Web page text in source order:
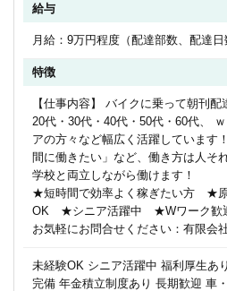
給与
月給：9万円程度（配達部数、配達日
特徴
【仕事内容】 バイクに乗って朝刊配
20代・30代・40代・50代・60代、
アの方々など幅広く活躍しています
間に働きたい」など、働き方は人そ
学校と両立しながら働けます！
★短時間で効率よく稼ぎたい方 ★
OK ★シニア活躍中 ★Wワーク歓
お気軽にお問合せください：有限会
未経験OK シニア活躍中 福利厚生あ
完備 年金積立制度あり 長期歓迎 車